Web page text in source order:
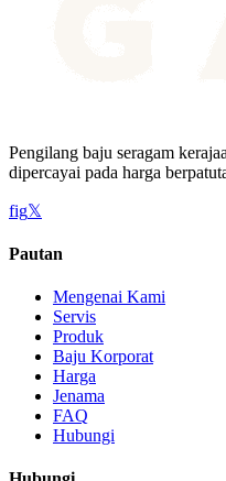
Pengilang baju seragam
dipercayai pada harga
fig𝕏
Pautan
Mengenai Kami
Servis
Produk
Baju Korporat
Harga
Jenama
FAQ
Hubungi